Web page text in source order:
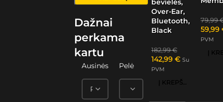
Dažnai
perkama
kartu
Ausinės Pelė
bevielės,
Over-Ear,
Bluetooth,
Black
182,99€
142,99 € Su
PVM
Į KREPŠELĮ
79,99
59,99
PVM